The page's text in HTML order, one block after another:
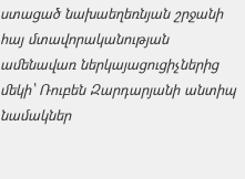
ստացած նախաեղեռնյան շրջանի
հայ մտավորականության
ամենավառ ներկայացուցիչներից
մեկի՝ Ռուբեն Զարդարյանի անտիպ
նամակներ